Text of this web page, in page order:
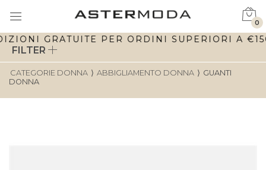
GRATUITE PER ORDINI SUPERIORI A
0
FILTER
CATEGORIE DONNA ⟩ ABBIGLIAMENTO DONNA ⟩ GUANTI
DONNA